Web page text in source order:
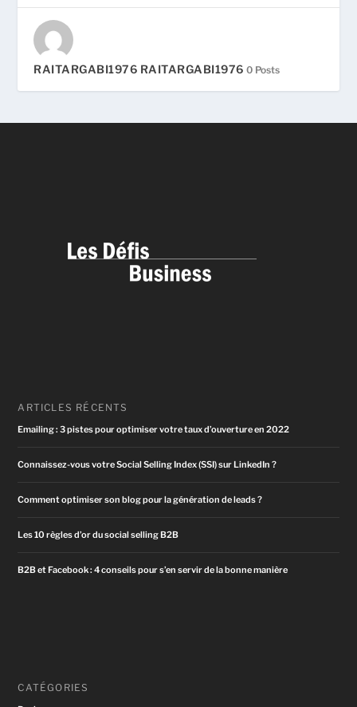
RAITARGABI1976 RAITARGABI1976 0 Posts
ARTICLES RÉCENTS
Emailing : 3 pistes pour optimiser votre taux d’ouverture en 2022
Connaissez-vous votre Social Selling Index (SSI) sur LinkedIn ?
Comment optimiser son blog pour la génération de leads ?
Les 10 règles d’or du social selling B2B
B2B et Facebook : 4 conseils pour s’en servir de la bonne manière
CATÉGORIES